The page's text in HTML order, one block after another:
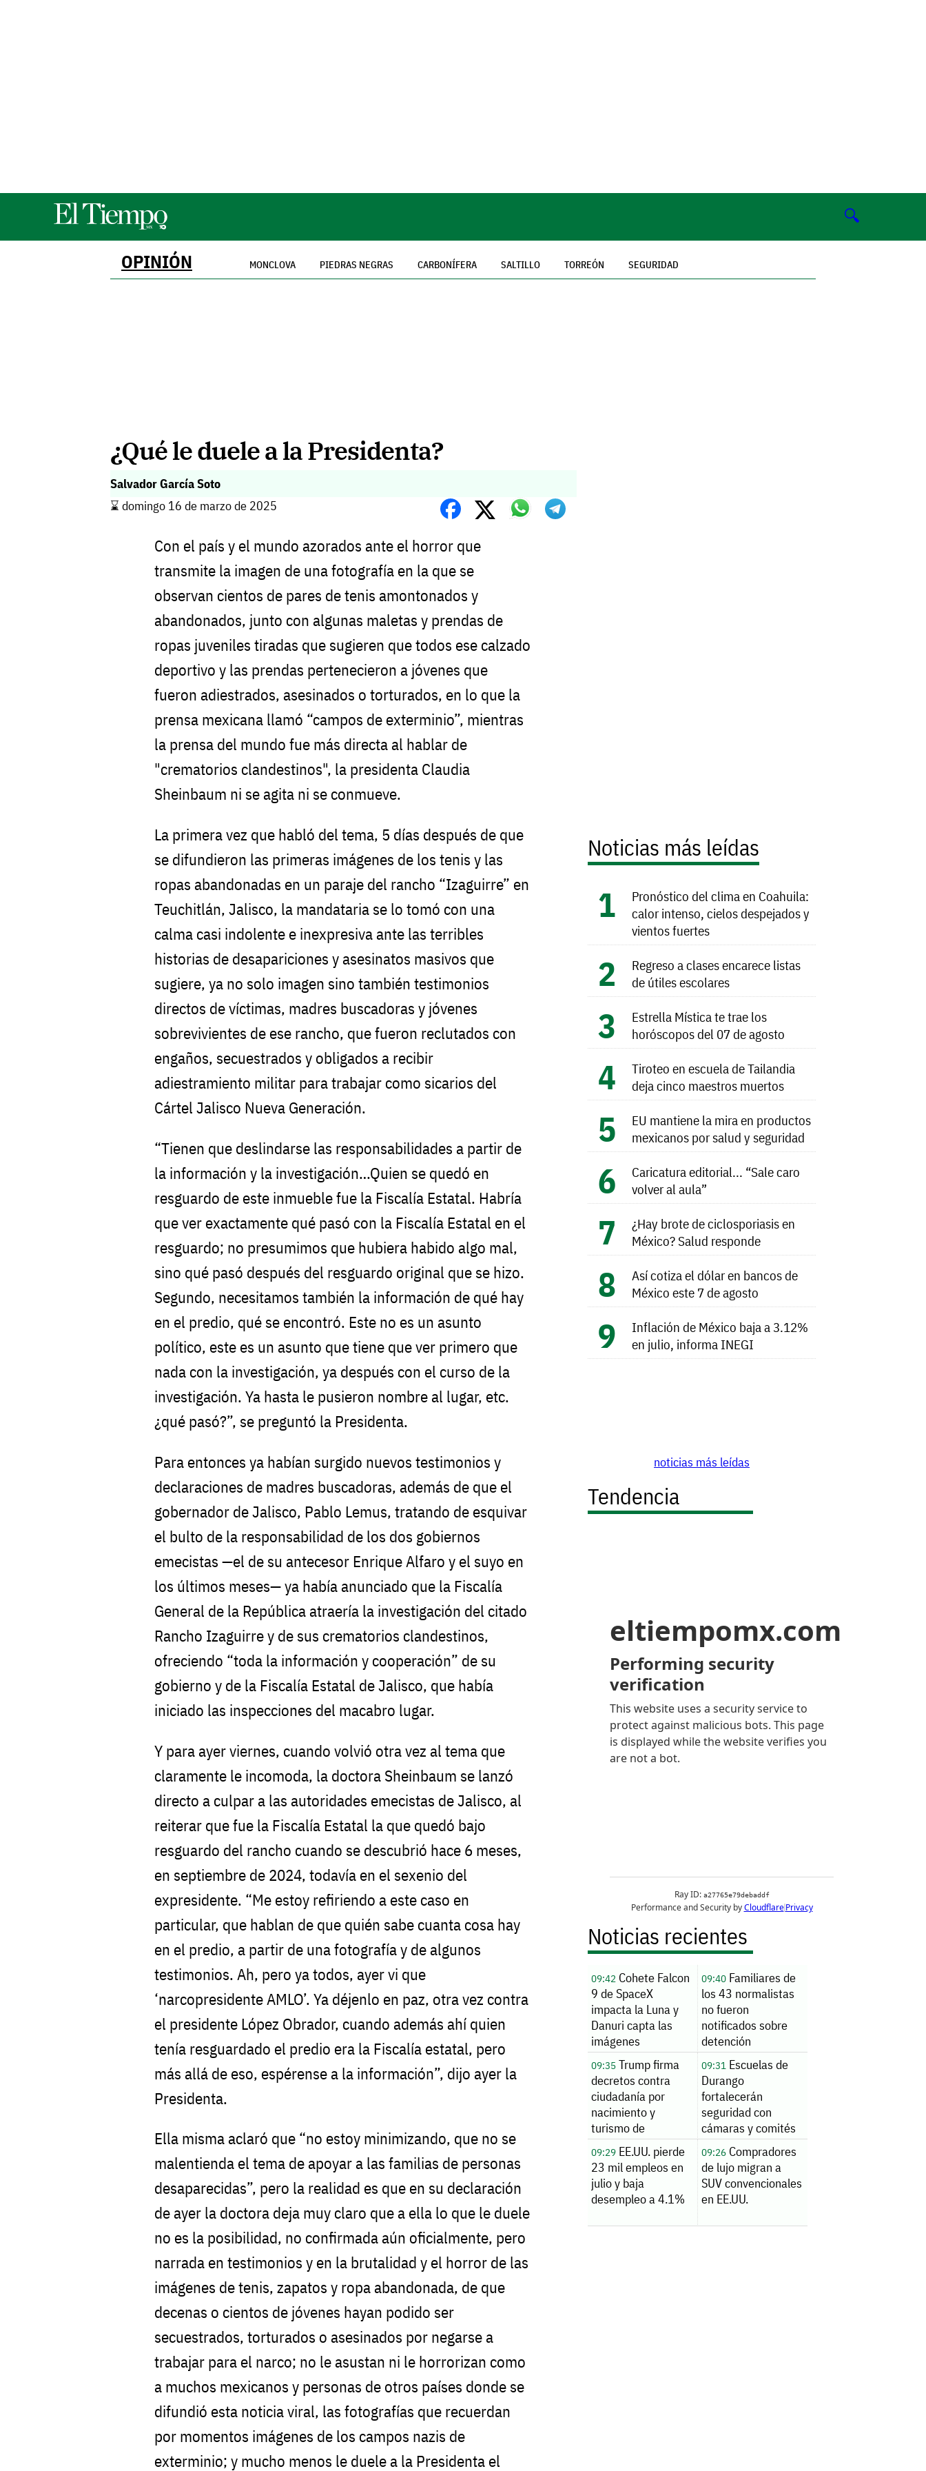
🔍
OPINIÓN MONCLOVA PIEDRAS NEGRAS CARBONÍFERA SALTILLO TORREÓN SEGURIDAD
¿Qué le duele a la Presidenta?
Salvador García Soto
⌛️ domingo 16 de marzo de 2025
Con el país y el mundo azorados ante el horror que
transmite la imagen de una fotografía en la que se
observan cientos de pares de tenis amontonados y
abandonados, junto con algunas maletas y prendas de
ropas juveniles tiradas que sugieren que todos ese calzado
deportivo y las prendas pertenecieron a jóvenes que
fueron adiestrados, asesinados o torturados, en lo que la
prensa mexicana llamó “campos de exterminio”, mientras
la prensa del mundo fue más directa al hablar de
"crematorios clandestinos", la presidenta Claudia
Sheinbaum ni se agita ni se conmueve.
La primera vez que habló del tema, 5 días después de que
se difundieron las primeras imágenes de los tenis y las
ropas abandonadas en un paraje del rancho “Izaguirre” en
Teuchitlán, Jalisco, la mandataria se lo tomó con una
calma casi indolente e inexpresiva ante las terribles
historias de desapariciones y asesinatos masivos que
sugiere, ya no solo imagen sino también testimonios
directos de víctimas, madres buscadoras y jóvenes
sobrevivientes de ese rancho, que fueron reclutados con
engaños, secuestrados y obligados a recibir
adiestramiento militar para trabajar como sicarios del
Cártel Jalisco Nueva Generación.
“Tienen que deslindarse las responsabilidades a partir de
la información y la investigación…Quien se quedó en
resguardo de este inmueble fue la Fiscalía Estatal. Habría
que ver exactamente qué pasó con la Fiscalía Estatal en el
resguardo; no presumimos que hubiera habido algo mal,
sino qué pasó después del resguardo original que se hizo.
Segundo, necesitamos también la información de qué hay
en el predio, qué se encontró. Este no es un asunto
político, este es un asunto que tiene que ver primero que
nada con la investigación, ya después con el curso de la
investigación. Ya hasta le pusieron nombre al lugar, etc.
¿qué pasó?”, se preguntó la Presidenta.
Para entonces ya habían surgido nuevos testimonios y
declaraciones de madres buscadoras, además de que el
gobernador de Jalisco, Pablo Lemus, tratando de esquivar
el bulto de la responsabilidad de los dos gobiernos
emecistas —el de su antecesor Enrique Alfaro y el suyo en
los últimos meses— ya había anunciado que la Fiscalía
General de la República atraería la investigación del citado
Rancho Izaguirre y de sus crematorios clandestinos,
ofreciendo “toda la información y cooperación” de su
gobierno y de la Fiscalía Estatal de Jalisco, que había
iniciado las inspecciones del macabro lugar.
Y para ayer viernes, cuando volvió otra vez al tema que
claramente le incomoda, la doctora Sheinbaum se lanzó
directo a culpar a las autoridades emecistas de Jalisco, al
reiterar que fue la Fiscalía Estatal la que quedó bajo
resguardo del rancho cuando se descubrió hace 6 meses,
en septiembre de 2024, todavía en el sexenio del
expresidente. “Me estoy refiriendo a este caso en
particular, que hablan de que quién sabe cuanta cosa hay
en el predio, a partir de una fotografía y de algunos
testimonios. Ah, pero ya todos, ayer vi que
‘narcopresidente AMLO’. Ya déjenlo en paz, otra vez contra
el presidente López Obrador, cuando además ahí quien
tenía resguardado el predio era la Fiscalía estatal, pero
más allá de eso, espérense a la información”, dijo ayer la
Presidenta.
Ella misma aclaró que “no estoy minimizando, que no se
malentienda el tema de apoyar a las familias de personas
desaparecidas”, pero la realidad es que en su declaración
de ayer la doctora deja muy claro que a ella lo que le duele
no es la posibilidad, no confirmada aún oficialmente, pero
narrada en testimonios y en la brutalidad y el horror de las
imágenes de tenis, zapatos y ropa abandonada, de que
decenas o cientos de jóvenes hayan podido ser
secuestrados, torturados o asesinados por negarse a
trabajar para el narco; no le asustan ni le horrorizan como
a muchos mexicanos y personas de otros países donde se
difundió esta noticia viral, las fotografías que recuerdan
por momentos imágenes de los campos nazis de
exterminio; y mucho menos le duele a la Presidenta el
Noticias más leídas
Pronóstico del clima en Coahuila:
calor intenso, cielos despejados y
vientos fuertes
Regreso a clases encarece listas
de útiles escolares
Estrella Mística te trae los
horóscopos del 07 de agosto
Tiroteo en escuela de Tailandia
deja cinco maestros muertos
EU mantiene la mira en productos
mexicanos por salud y seguridad
Caricatura editorial... “Sale caro
volver al aula”
¿Hay brote de ciclosporiasis en
México? Salud responde
Así cotiza el dólar en bancos de
México este 7 de agosto
Inflación de México baja a 3.12%
en julio, informa INEGI
noticias más leídas
Tendencia
Noticias recientes
09:42 Cohete Falcon
9 de SpaceX
impacta la Luna y
Danuri capta las
imágenes
09:40Familiares de
los 43 normalistas
no fueron
notificados sobre
detención
09:35 Trump firma
decretos contra
ciudadanía por
nacimiento y
turismo de
maternidad
09:31Escuelas de
Durango
fortalecerán
seguridad con
cámaras y comités
de vigilancia
09:29 EE.UU. pierde
23 mil empleos en
julio y baja
desempleo a 4.1%
09:26Compradores
de lujo migran a
SUV convencionales
en EE.UU.